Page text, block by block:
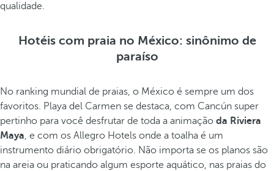
qualidade.
Hotéis com praia no México: sinônimo de
paraíso
No ranking mundial de praias, o México é sempre um dos
favoritos. Playa del Carmen se destaca, com Cancún super
pertinho para você desfrutar de toda a animação da Riviera
Maya, e com os Allegro Hotels onde a toalha é um
instrumento diário obrigatório. Não importa se os planos são
na areia ou praticando algum esporte aquático, nas praias do